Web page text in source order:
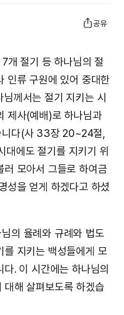
공유
개 절기 등 하나님의 절
인류 구원에 있어 중대한
께서는 절기 지키는 시
제사(예배)로 하나님과
니다(사 33장 20~24절,
에도 절기를 지키기 위
러 모아서 그들로 하여금
성을 얻게 하겠다고 하셨
의 율례와 규례와 법도
를 지키는 백성들에게 모
. 이 시간에는 하나님의
대해 살펴보도록 하겠습